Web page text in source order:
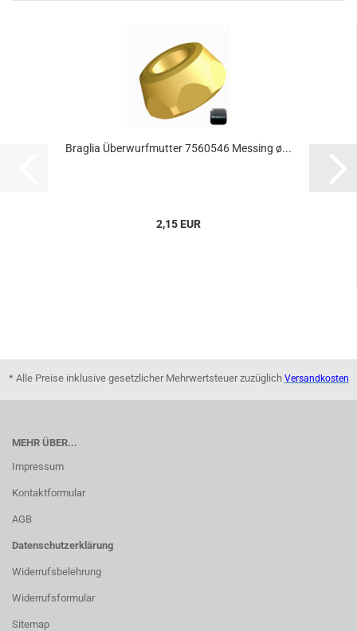
Braglia Überwurfmutter 7560546 Messing ø...
2,15 EUR
* Alle Preise inklusive gesetzlicher Mehrwertsteuer zuzüglich Versandkosten
MEHR ÜBER...
Impressum
Kontaktformular
AGB
Datenschutzerklärung
Widerrufsbelehrung
Widerrufsformular
Sitemap